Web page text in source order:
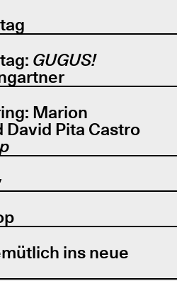
GUGUS!
Marion
David Pita Castro
ins neue